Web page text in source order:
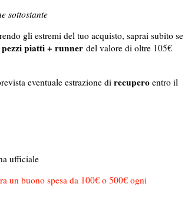
sottostante
gli estremi del tuo acquisto, saprai subito se
pezzi piatti + runnerdel valore di oltre 105€
eventuale estrazione di recupero entro il
ufficiale
un buono spesa da 100€ o 500€ ogni